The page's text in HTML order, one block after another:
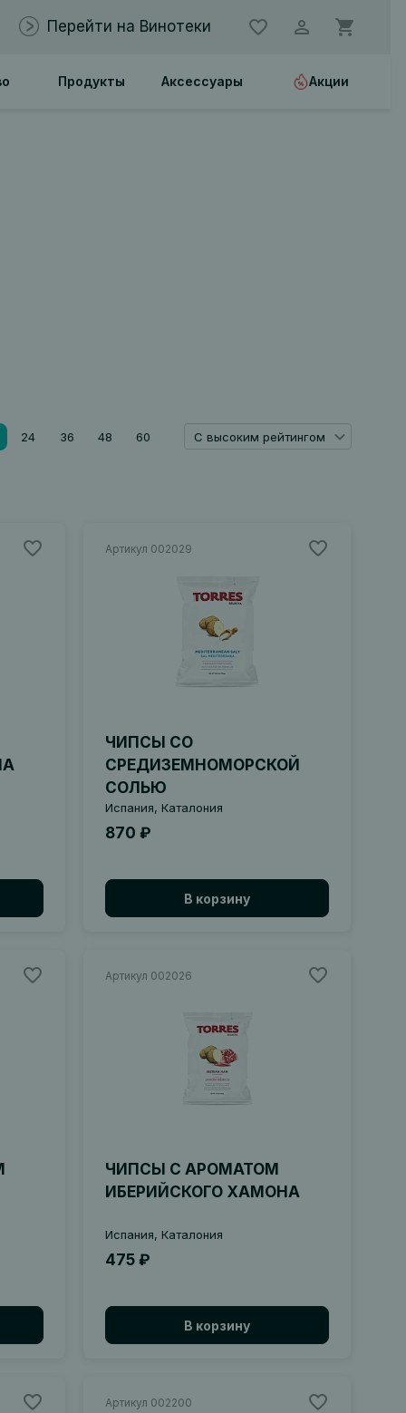
Перейти на Винотеки
Продукты Аксессуары Акции
24 36 48 60 С высоким рейтингом
Артикул 002029
ЧИПСЫ СО
СРЕДИЗЕМНОМОРСКОЙ
СОЛЬЮ
Испания, Каталония
870 ₽
В корзину
Артикул 002026
ЧИПСЫ С АРОМАТОМ
ИБЕРИЙСКОГО ХАМОНА
Испания, Каталония
475 ₽
В корзину
Артикул 002200